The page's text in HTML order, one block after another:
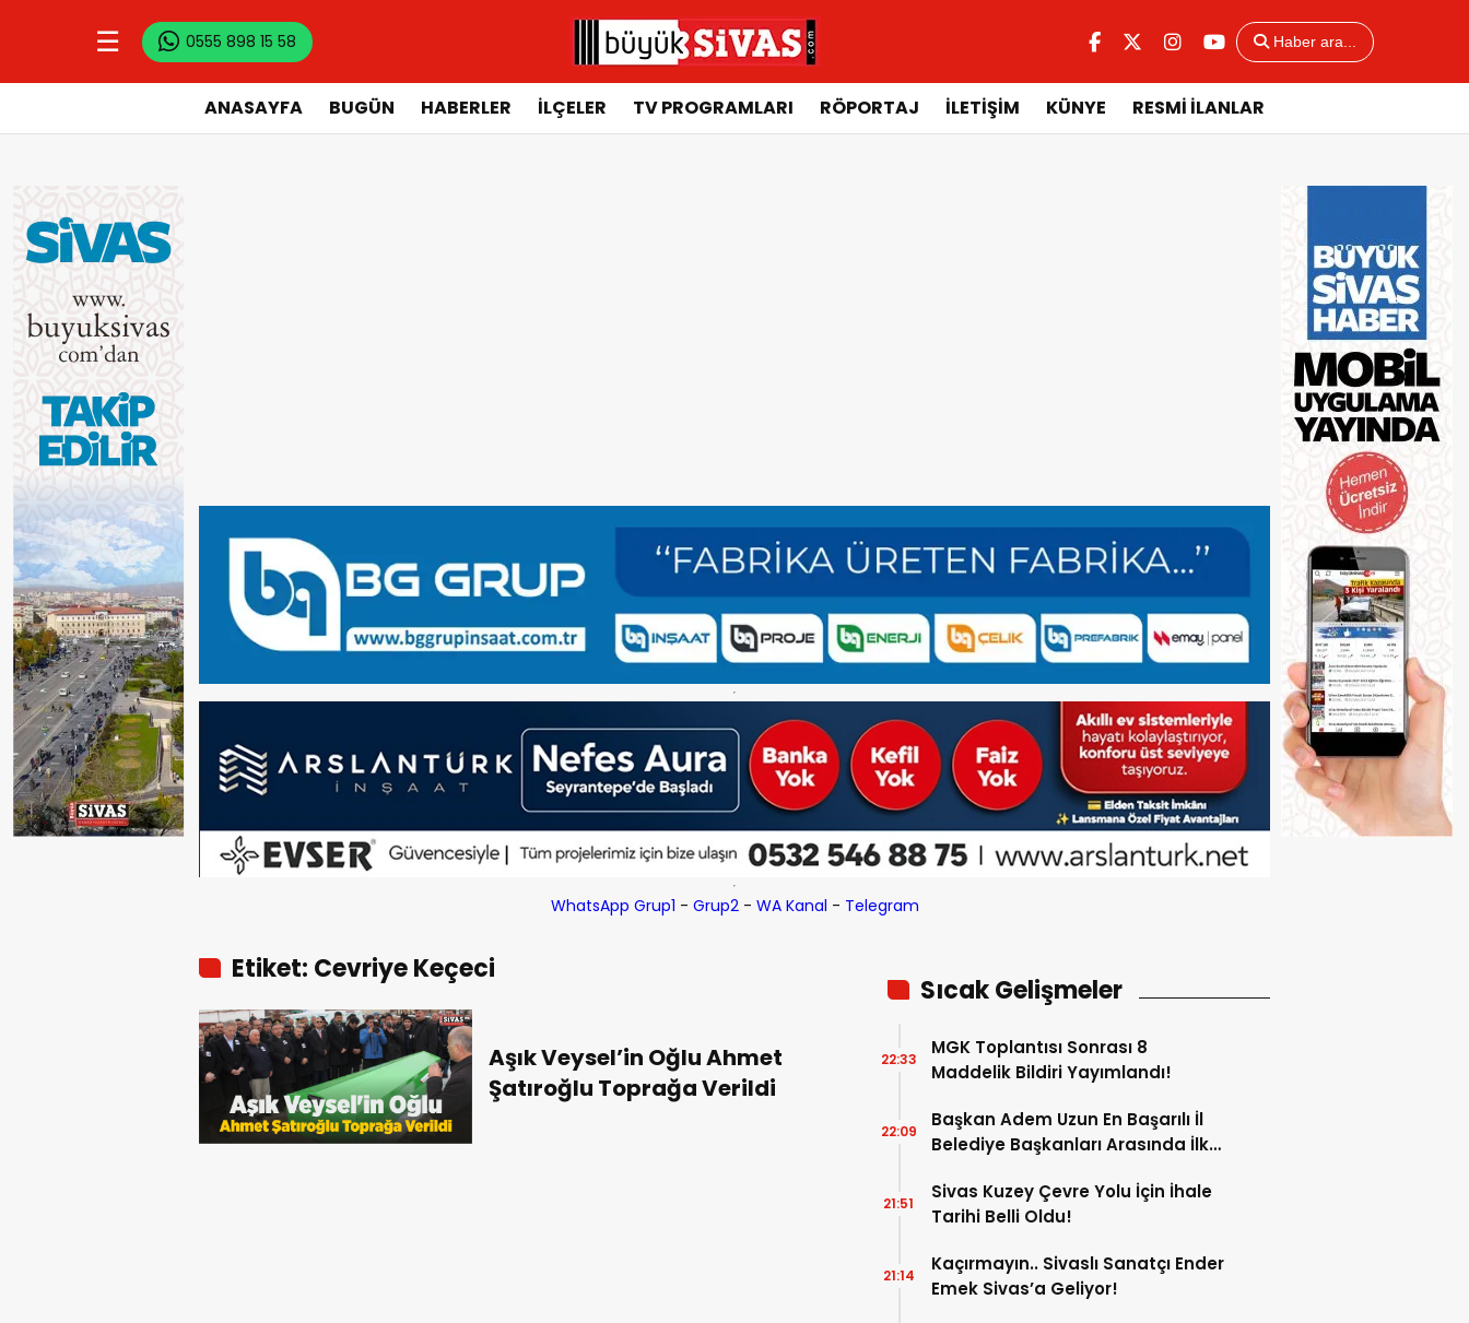
☰ 0555 898 15 58 Haber ara...
ANASAYFA BUGÜN HABERLER İLÇELER TV PROGRAMLARI RÖPORTAJ İLETİŞİM KÜNYE RESMİ İLANLAR
WhatsApp Grup1 - Grup2- WA Kanal - Telegram
Etiket: Cevriye Keçeci
Aşık Veysel’in Oğlu Ahmet
Şatıroğlu Toprağa Verildi
Sıcak Gelişmeler
MGK Toplantısı Sonrası 8
Maddelik Bildiri Yayımlandı!
22:33
Başkan Adem Uzun En Başarılı İl
Belediye Başkanları Arasında İlk
22:09
Sivas Kuzey Çevre Yolu İçin İhale
Tarihi Belli Oldu!
21:51
Kaçırmayın.. Sivaslı Sanatçı Ender
Emek Sivas’a Geliyor!
21:14